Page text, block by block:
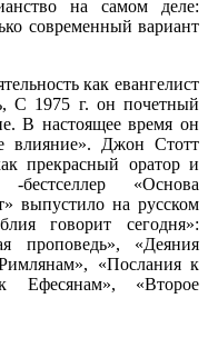
на самом деле:
совре­менный вариант
как евангелист
С 1975 г. он почетный
В настоящее время он
влияние». Джон Стотт
прекрасный оратор и
«Основа
выпустило на русском
говорит сегодня»:
проповедь», «Деяния
«Послания к
Ефесянам», «Второе